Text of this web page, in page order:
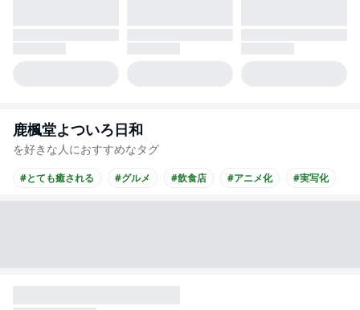
鹿楓堂よついろ日和
を好きな人におすすめなタグ
#とても癒される #グルメ #飲食店 #アニメ化 #実写化